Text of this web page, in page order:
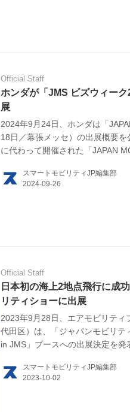
お問い合せ
広告掲載について
Official Staff
ホンダが「JMS ビズウィー
展
2024年9月24日、ホンダは「
18日／幕張メッセ）の出展概要
に代わって開催された「JAPAN
回のホンダブースでは、ハンズフ
スマートモビリティJP編集部
Official Staff
日本初の海上2地点飛行に成
リティショーに出展
2023年9月28日、エアモビリティ
代田区）は、「ジャパンモビリテ
in JMS」ブースへの出展決定を
スマートモビリティJP編集部